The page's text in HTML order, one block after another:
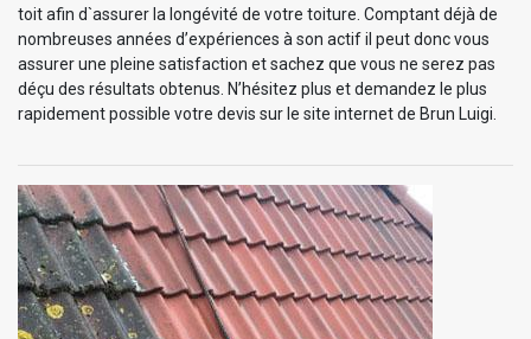
toit afin d`assurer la longévité de votre toiture. Comptant déjà de
nombreuses années d’expériences à son actif il peut donc vous
assurer une pleine satisfaction et sachez que vous ne serez pas
déçu des résultats obtenus. N’hésitez plus et demandez le plus
rapidement possible votre devis sur le site internet de Brun Luigi.